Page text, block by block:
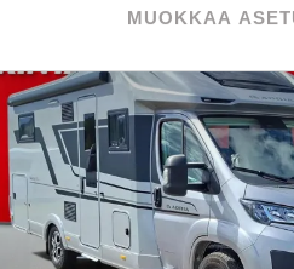
MUOKKAA
Rahoituskorko 2,99 % + kulut